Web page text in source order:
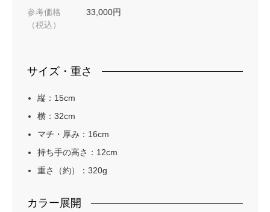
参考価格
（税込）
33,000円
サイズ・重さ
縦：15cm
横：32cm
マチ・厚み：16cm
持ち手の高さ：12cm
重さ（約）：320g
カラー展開